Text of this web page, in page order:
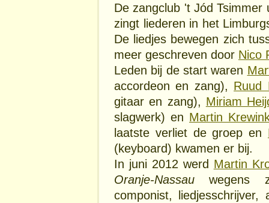
De zangclub 't Jód
zingt liederen in het
De liedjes bewegen zich
meer geschreven door Nico
Leden bij de start waren
accordeon en zang), Ruud
gitaar en zang), Miriam
slagwerk) en Martin
laatste verliet de groep en
(keyboard) kwamen er bij.
In juni 2012 werd Martin
Oranje-Nassau wegens
componist,